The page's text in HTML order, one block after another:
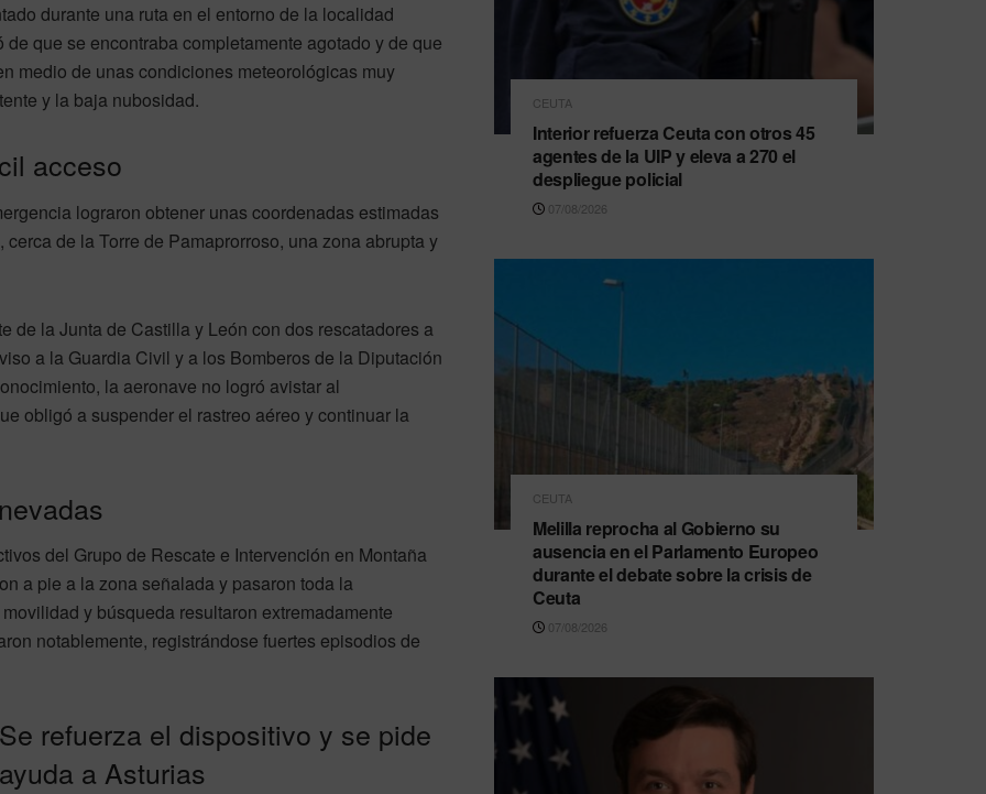
durante una ruta en el entorno de la localidad
que se encontraba completamente agotado y de que
medio de unas condiciones meteorológicas muy
y la baja nubosidad.
acceso
lograron obtener unas coordenadas estimadas
de la Torre de Pamaprorroso, una zona abrupta y
de la Junta de Castilla y León con dos rescatadores a
a la Guardia Civil y a los Bomberos de la Diputación
la aeronave no logró avistar al
obligó a suspender el rastreo aéreo y continuar la
del Grupo de Rescate e Intervención en Montaña
a pie a la zona señalada y pasaron toda la
y búsqueda resultaron extremadamente
notablemente, registrándose fuertes episodios de
Se refuerza el dispositivo y se pide
ayuda a Asturias
CEUTA
Interior refuerza Ceuta con otros 45
agentes de la UIP y eleva a 270 el
despliegue policial
07/08/2026
CEUTA
Melilla reprocha al Gobierno su
ausencia en el Parlamento Europeo
durante el debate sobre la crisis de
Ceuta
07/08/2026